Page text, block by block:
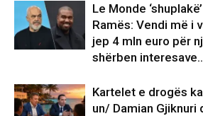
Le Monde
Ramës: Vendi më i
jep 4 mln euro për
shërben
Kartelet e drogës
un/ Damian Gjiknuri